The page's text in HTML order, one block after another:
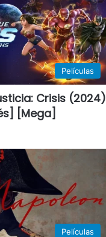
Películas
Crisis (2024)
[Mega]
Películas